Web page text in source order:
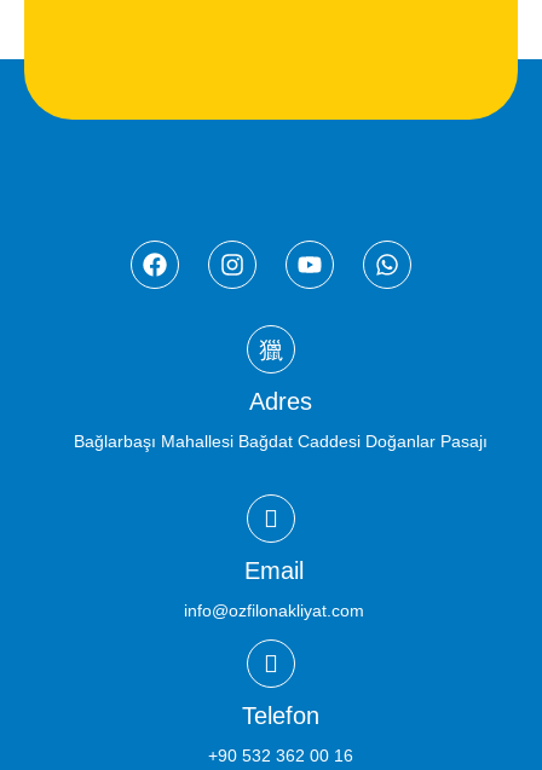
Adres
Bağlarbaşı Mahallesi Bağdat Caddesi Doğanlar Pasajı
Email
info@ozfilonakliyat.com
Telefon
+90 532 362 00 16